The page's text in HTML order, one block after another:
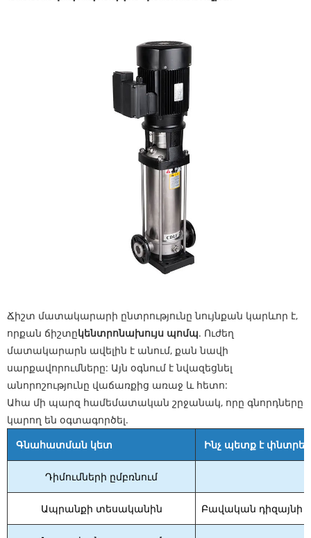
Ճիշտ մատակարարի ընտրությունը նույնքան կարևոր է,
որքան ճիշտըկենտրոնախույս պոմպ. Ուժեղ
մատակարարն ավելին է անում, քան նավի
սարքավորումները: Այն օգնում է նվազեցնել
անորոշությունը վաճառքից առաջ և հետո:
Ահա մի պարզ համեմատական ​​շրջանակ, որը գնորդները
կարող են օգտագործել.
Գնահատման կետ
Ինչ պետք է փնտրեն
Դիմումների ըմբռնում
Ապրանքի տեսականին Բավական դիզայնի